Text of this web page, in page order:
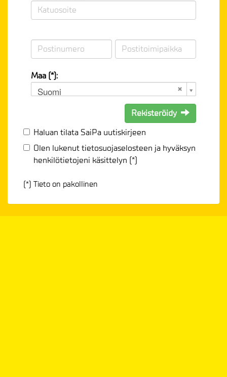
Maa (*):
Suomi
Rekisteröidy
Haluan tilata SaiPa uutiskirjeen
Olen lukenuttietosuojaselosteen ja hyväksyn
henkilötietojeni käsittelyn (*)
(*) Tieto on pakollinen